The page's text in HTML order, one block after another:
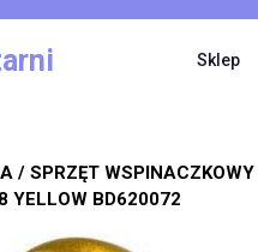
Sklep
/ SPRZĘT WSPINACZKOWY
YELLOW BD620072